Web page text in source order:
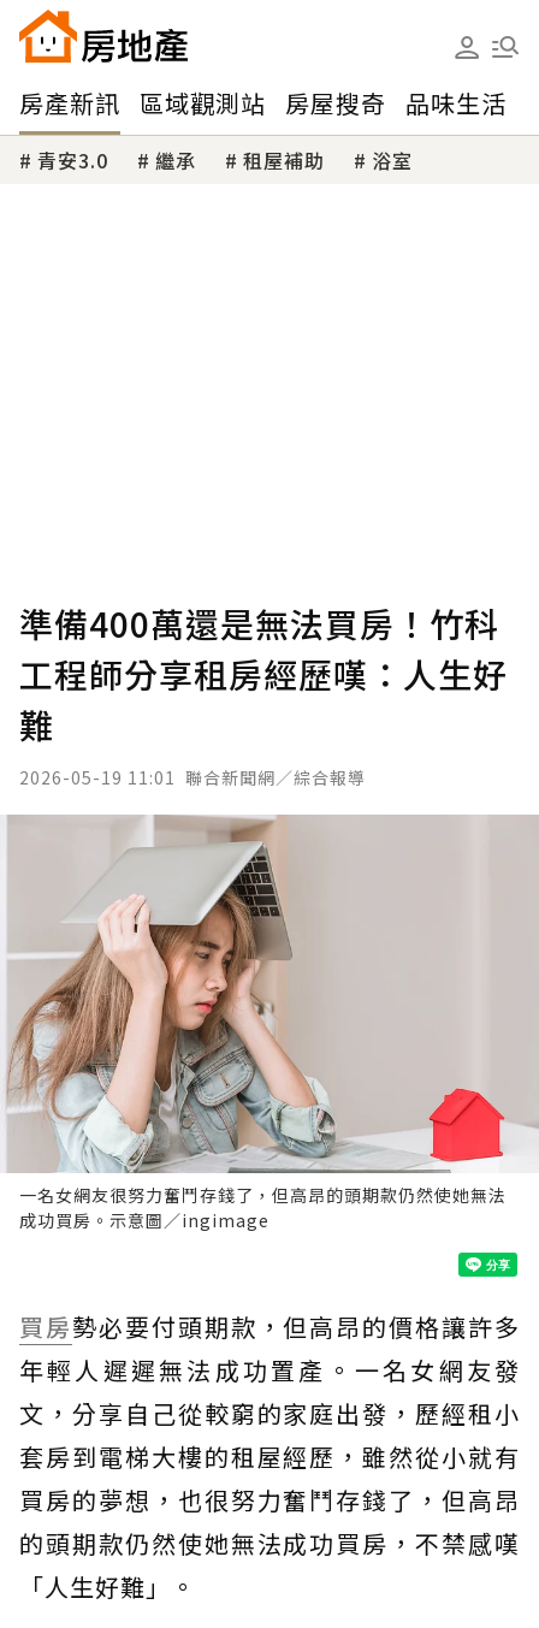
房產新訊 區域觀測站 房屋搜奇 品味生活
青安3.0 繼承 租屋補助 浴室
準備400萬還是無法買房！竹科
工程師分享租房經歷嘆：人生好
難
2026-05-19 11:01 聯合新聞網／綜合報導
一名女網友很努力奮鬥存錢了，但高昂的頭期款仍然使她無法
成功買房。示意圖／ingimage
買房勢必要付頭期款，但高昂的價格讓許多
年輕人遲遲無法成功置產。一名女網友發
文，分享自己從較窮的家庭出發，歷經租小
套房到電梯大樓的租屋經歷，雖然從小就有
買房的夢想，也很努力奮鬥存錢了，但高昂
的頭期款仍然使她無法成功買房，不禁感嘆
「人生好難」。